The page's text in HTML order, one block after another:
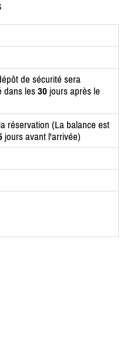
de sécurité sera
dans les 30 jours après le
réservation (La balance est
jours avant l'arrivée)